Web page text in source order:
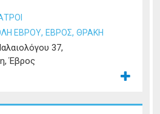
ΕΒΡΟΥ, ΕΒΡΟΣ, ΘΡΑΚΗ
37,
Έβρος